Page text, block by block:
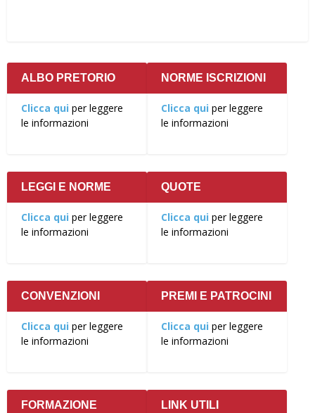
ALBO PRETORIO
Clicca qui per leggere
le informazioni
NORME ISCRIZIONI
Clicca qui per leggere
le informazioni
LEGGI E NORME
Clicca qui per leggere
le informazioni
QUOTE
Clicca qui per leggere
le informazioni
CONVENZIONI
Clicca qui per leggere
le informazioni
PREMI E PATROCINI
Clicca qui per leggere
le informazioni
FORMAZIONE LINK UTILI